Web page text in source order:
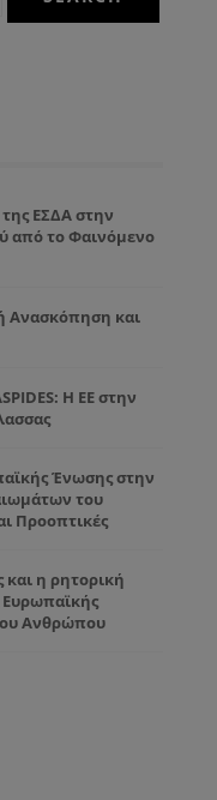
ΕΣΔΑ στην
από το Φαινόμενο
Ανασκόπηση και
Η ΕΕ στην
Ένωσης στην
του
Προοπτικές
και η ρητορική
Ευρωπαϊκής
Ανθρώπου